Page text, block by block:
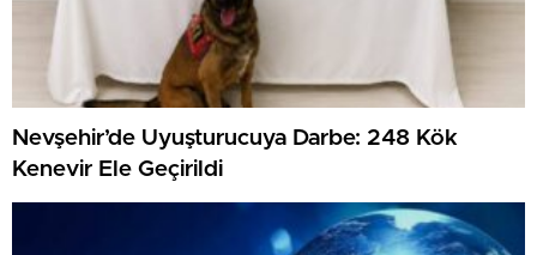
Nevşehir’de Uyuşturucuya Darbe: 248 Kök
Kenevir Ele Geçirildi